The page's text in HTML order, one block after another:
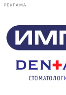
РЕКЛАМА